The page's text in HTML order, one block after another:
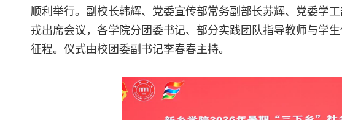
顺利举行。副校长韩辉、党委宣传部常务副部长苏辉、党委学
戎出席会议，各学院分团委书记、部分实践团队指导教师与学
征程。仪式由校团委副书记李春春主持。